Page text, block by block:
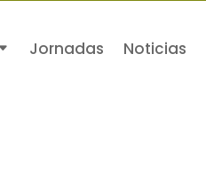
Jornadas Noticias